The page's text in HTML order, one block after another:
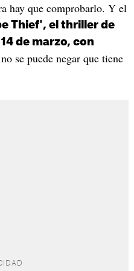
hay que comprobarlo. Y el
Thief', el thriller de
de marzo, con
se puede negar que tiene